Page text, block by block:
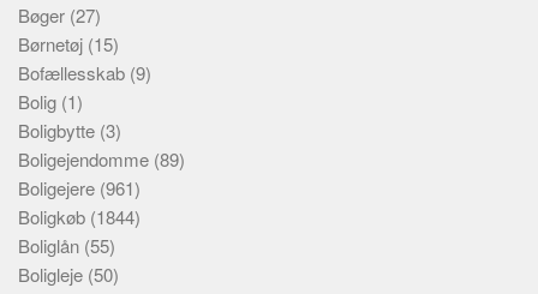
Bøger (27)
Børnetøj (15)
Bofællesskab (9)
Bolig (1)
Boligbytte (3)
Boligejendomme (89)
Boligejere (961)
Boligkøb (1844)
Boliglån (55)
Boligleje (50)